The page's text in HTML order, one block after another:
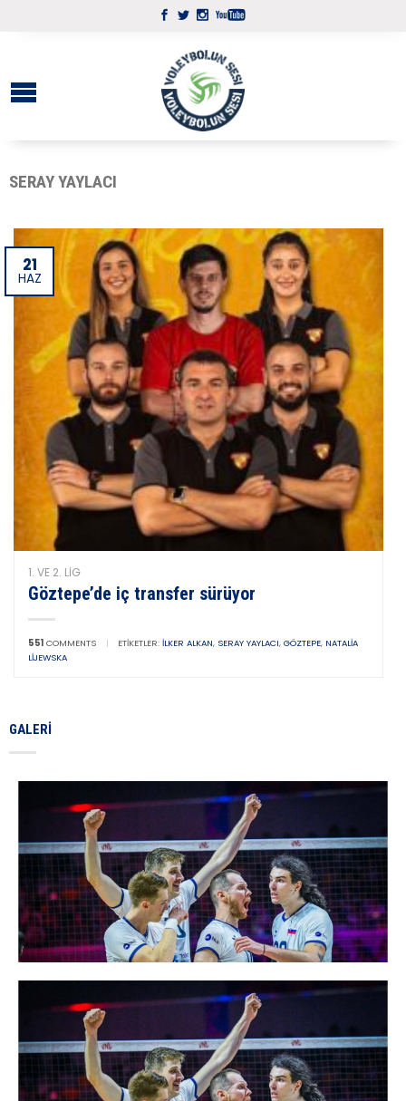
SERAY YAYLACI
21
HAZ
1. VE 2. LIG
Göztepe’de iç transfer sürüyor
551 COMMENTS | ETIKETLER: İLKER ALKAN, SERAY YAYLACI, GÖZTEPE, NATALIA
LIJEWSKA
GALERI